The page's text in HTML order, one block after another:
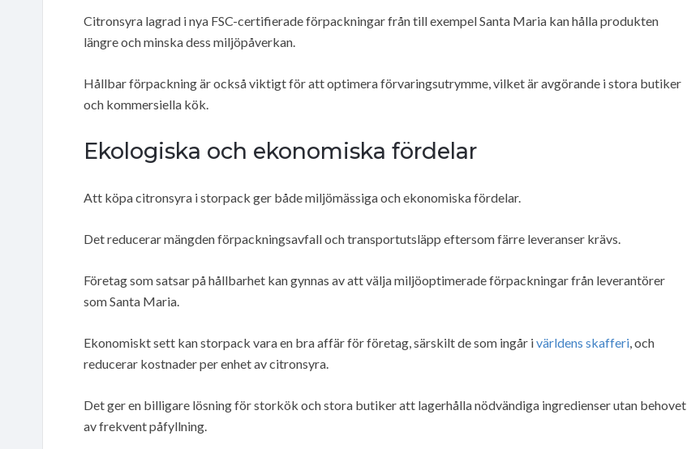
Citronsyra lagrad i nya FSC-certifierade förpackningar från till exempel Santa Maria kan hålla produkten
längre och minska dess miljöpåverkan.
Hållbar förpackning är också viktigt för att optimera förvaringsutrymme, vilket är avgörande i stora butiker
och kommersiella kök.
Ekologiska och ekonomiska fördelar
Att köpa citronsyra i storpack ger både miljömässiga och ekonomiska fördelar.
Det reducerar mängden förpackningsavfall och transportutsläpp eftersom färre leveranser krävs.
Företag som satsar på hållbarhet kan gynnas av att välja miljöoptimerade förpackningar från leverantörer
som Santa Maria.
Ekonomiskt sett kan storpack vara en bra affär för företag, särskilt de som ingår ivärldens skafferi, och
reducerar kostnader per enhet av citronsyra.
Det ger en billigare lösning för storkök och stora butiker att lagerhålla nödvändiga ingredienser utan behovet
av frekvent påfyllning.